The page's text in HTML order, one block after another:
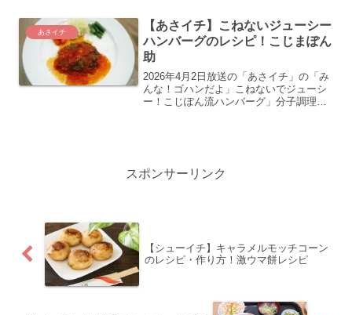
のレシピ・作り方の紹介...
あさイチ
【あさイチ】こねないジューシー
ハンバーグのレシピ！こじまぽん
助
2026年4月2日放送の「あさイチ」の「み
んな！ゴハンだよ」こねないでジューシ
ー！こじぽん流ハンバーグ」分子調理研
スポンサーリンク
【シューイチ】キャラメルモッチコーン
のレシピ・作り方！激ウマ餅レシピ